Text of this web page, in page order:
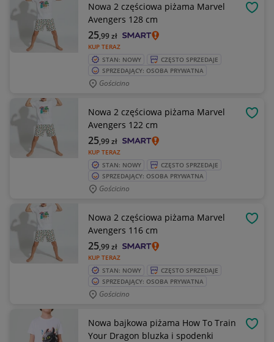
Nowa 2 częściowa piżama Marvel
Avengers 128 cm
KUP TERAZ
25,99zł
STAN: NOWY
CZĘSTO SPRZEDAJE
SPRZEDAJĄCY: OSOBA PRYWATNA
Gościcino
Nowa 2 częściowa piżama Marvel
Avengers 122 cm
KUP TERAZ
25,99zł
STAN: NOWY
CZĘSTO SPRZEDAJE
SPRZEDAJĄCY: OSOBA PRYWATNA
Gościcino
Nowa 2 częściowa piżama Marvel
Avengers 116 cm
KUP TERAZ
25,99zł
STAN: NOWY
CZĘSTO SPRZEDAJE
SPRZEDAJĄCY: OSOBA PRYWATNA
Gościcino
Nowa bajkowa piżama How To Train
Your Dragon bluzka i spodenki